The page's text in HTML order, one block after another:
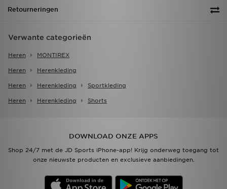
Retourneringen
Verwante categorieën
Heren MONTIREX
Heren Herenkleding
Heren Herenkleding Sportkleding
Heren Herenkleding Shorts
DOWNLOAD ONZE APPS
Shop 24/7 met de JD Sports iPhone-app! Krijg onderweg toegang tot
onze nieuwste producten en exclusieve aanbiedingen.